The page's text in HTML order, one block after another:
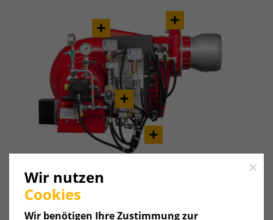
Close
Wir nutzen
Cookies
Wir benötigen Ihre Zustimmung zur